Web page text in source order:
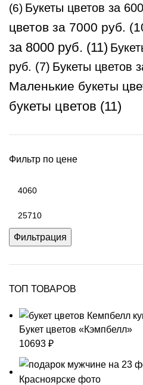
(6) Букеты цветов за
цветов за 7000 руб.
за 8000 руб. (11)
руб. (7) Букеты цветов
Маленькие букеты
букеты цветов (11)
Фильтр по цене
Фильтрация
ТОП ТОВАРОВ
Букет цветов «Кэмпбелл»
10693 ₽